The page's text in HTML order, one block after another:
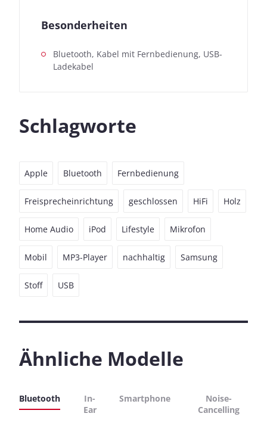
Besonderheiten
Bluetooth, Kabel mit Fernbedienung, USB-
Ladekabel
Schlagworte
Apple Bluetooth Fernbedienung
Freisprecheinrichtung geschlossen HiFi Holz
Home Audio iPod Lifestyle Mikrofon
Mobil MP3-Player nachhaltig Samsung
Stoff USB
Ähnliche Modelle
Bluetooth
In-
Ear
Smartphone
Noise-
Cancelling